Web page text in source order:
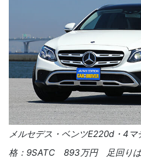
メルセデス・ベンツE220d ・ 4
格： 9SATC 893万円 足回り